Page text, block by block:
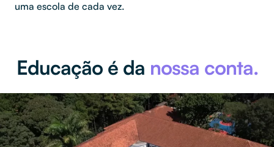
uma escola de cada vez.
Educação é da nossa conta.